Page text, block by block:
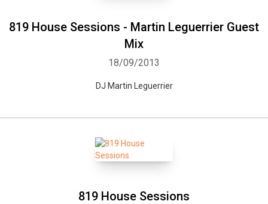
819 House Sessions - Martin Leguerrier Guest
Mix
18/09/2013
DJ Martin Leguerrier
819 House Sessions